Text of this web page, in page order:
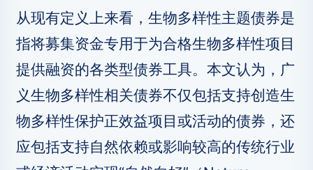
从现有定义上来看，生物多样性主题债券是
指将募集资金专用于为合格生物多样性项目
提供融资的各类型债券工具。本文认为，广
义生物多样性相关债券不仅包括支持创造生
物多样性保护正效益项目或活动的债券，还
应包括支持自然依赖或影响较高的传统行业